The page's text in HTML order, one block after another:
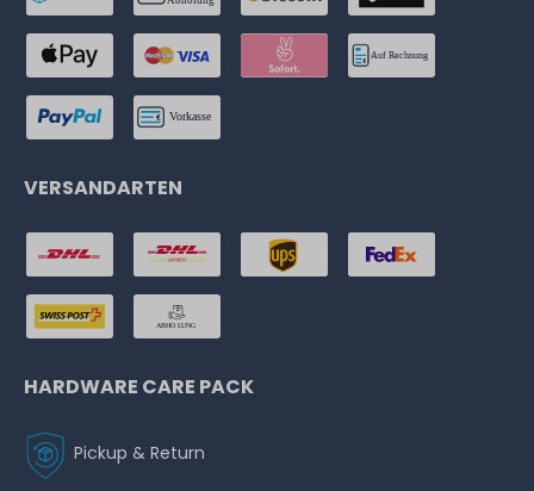
VERSANDARTEN
HARDWARE CARE PACK
Pickup & Return